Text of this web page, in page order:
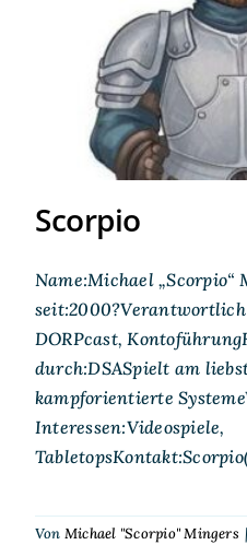
Scorpio
Name:Michael „Scorpio“
DORPcast,
durch:DSASpielt am
kampforientierte
Interessen:Videospiele,
Von Michael "Scorpio" Mingers |